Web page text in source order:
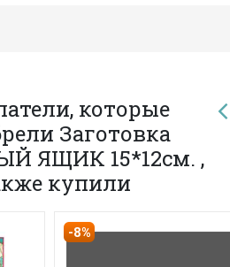
которые
Заготовка
ЯЩИК 15*12см. ,
купили
-8%